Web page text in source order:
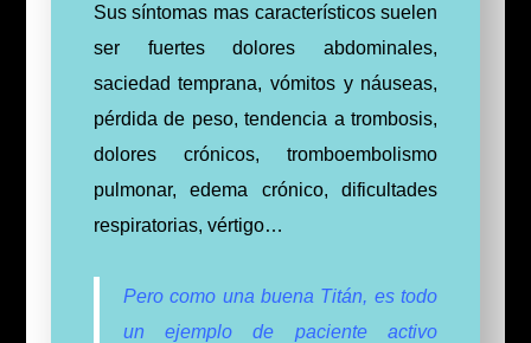
Sus síntomas mas característicos suelen
ser fuertes dolores abdominales,
saciedad temprana, vómitos y náuseas,
pérdida de peso, tendencia a trombosis,
dolores crónicos, tromboembolismo
pulmonar, edema crónico, dificultades
respiratorias, vértigo…
Pero como una buena Titán, es todo
un ejemplo de paciente activo